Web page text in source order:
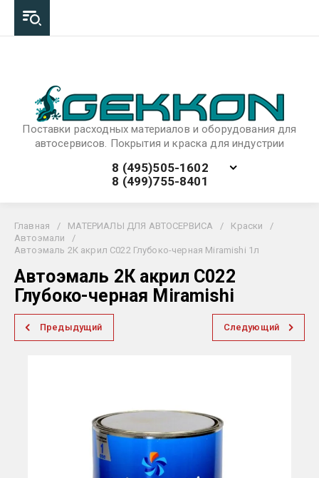
Поставки расходных материалов и оборудования для
автосервисов. Покрытия и краска для индустрии
8 (495)505-1602
8 (499)755-8401
Главная / МАТЕРИАЛЫ ДЛЯ АВТОСЕРВИСА / Краски
/
Автоэмали
/
Автоэмаль 2К акрил C022 Глубоко-черная Miramishi 1л
Автоэмаль 2К акрил C022
Глубоко-черная Miramishi
Предыдущий Следующий